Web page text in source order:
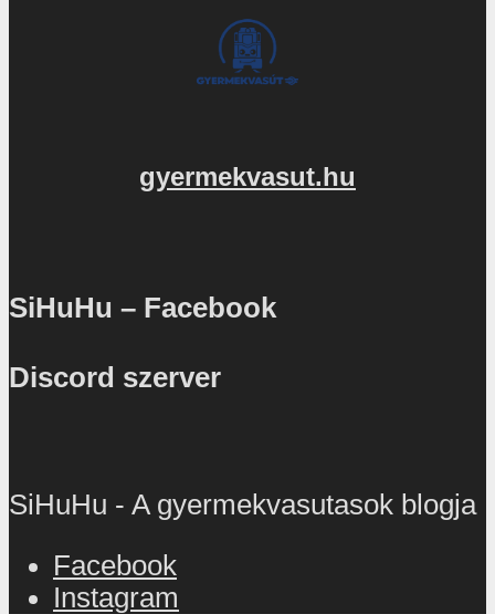
gyermekvasut.hu
SiHuHu – Facebook
Discord szerver
SiHuHu - A gyermekvasutasok blogja
Facebook
Instagram